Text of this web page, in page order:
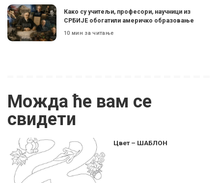
Како су учитељи, професори, научници из
СРБИЈЕ обогатили америчко образовање
10 мин за читање
Можда ће вам се
свидети
Цвет – ШАБЛОН